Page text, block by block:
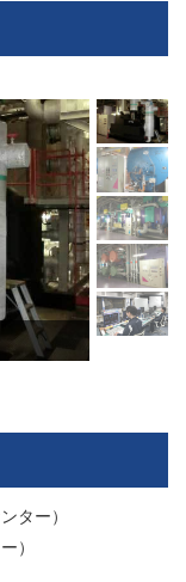
ター）
）